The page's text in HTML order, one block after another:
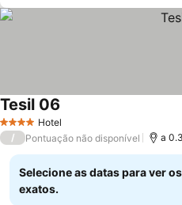
4 EstrelasHotel
Tesil 06
/ Pontuação não disponível a
Selecione as datas para ver
exatos.